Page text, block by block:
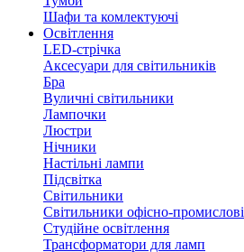
Шафи та комлектуючі
Освітлення
LED-стрічка
Аксесуари для світильників
Бра
Вуличні світильники
Лампочки
Люстри
Нічники
Настільні лампи
Підсвітка
Світильники
Світильники офісно-промислові
Студійне освітлення
Трансформатори для ламп